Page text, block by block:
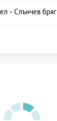
- Слънчев бряг